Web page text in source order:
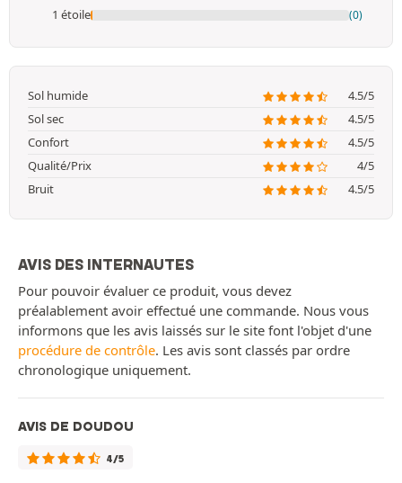
1 étoile (0)
Sol humide
4.5/5
Sol sec
4.5/5
Confort
4.5/5
Qualité/Prix
4/5
Bruit
4.5/5
AVIS DES INTERNAUTES
Pour pouvoir évaluer ce produit, vous devez
préalablement avoir effectué une commande. Nous vous
informons que les avis laissés sur le site font l'objet d'une
procédure de contrôle. Les avis sont classés par ordre
chronologique uniquement.
AVIS DE DOUDOU
4/5